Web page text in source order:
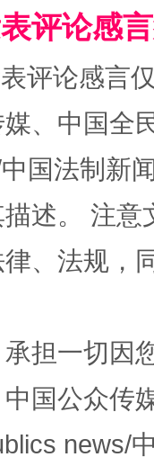
评论感
评论感言
、中国全
国法制新
述。 注
、法规，
担一切因
国公众传
news/